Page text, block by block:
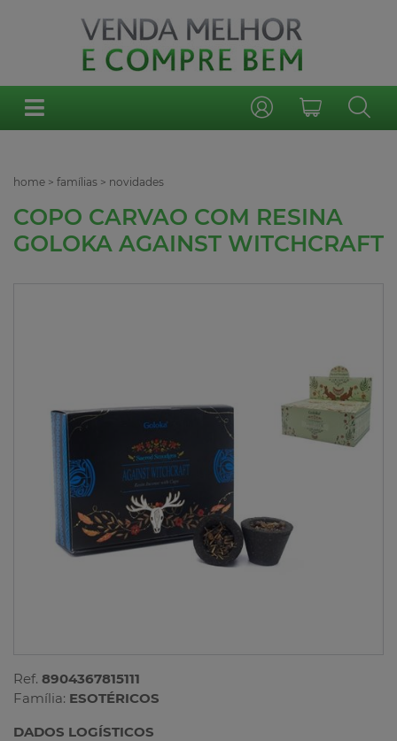
home > famílias > novidades
COPO CARVAO COM RESINA
GOLOKA AGAINST WITCHCRAFT
Ref. 8904367815111
Família: ESOTÉRICOS
DADOS LOGÍSTICOS